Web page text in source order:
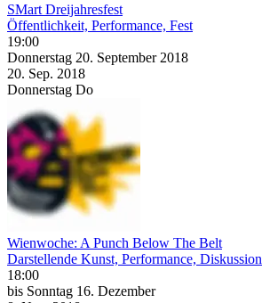
SMart Dreijahresfest
Öffentlichkeit, Performance, Fest
19:00
Donnerstag 20. September 2018
20. Sep. 2018
Donnerstag Do
Wienwoche: A Punch Below The Belt
Darstellende Kunst, Performance, Diskussion
18:00
bis Sonntag 16. Dezember